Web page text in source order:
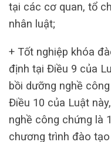
tại các cơ quan, tổ
nhân luật;
+ Tốt nghiệp khóa
định tại Điều 9 của
bồi dưỡng nghề
Điều 10 của Luật
nghề công chứng là
chương trình đào